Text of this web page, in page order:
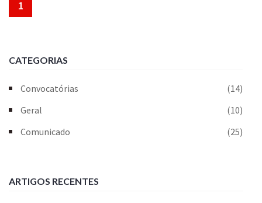
1
CATEGORIAS
Convocatórias
(14)
Geral
(10)
Comunicado
(25)
ARTIGOS RECENTES